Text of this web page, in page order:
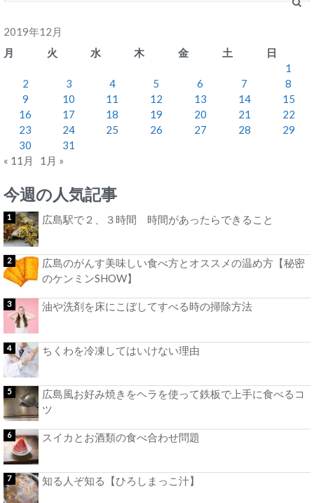
2019年12月
月
火 水 木 金 土
日
1
2
3 4 5 6 7
8
9
10 11 12 13 14
15
16
17 18 19 20 21
22
23
24 25 26 27 28
29
30
31
« 11月
1月 »
今週の人気記事
広島駅で２、３時間 時間があったらできること
広島のがんす美味しい食べ方とオススメの温め方【秘密
のケンミンSHOW】
油や洗剤を床にこぼしてすべる時の掃除方法
ちくわを冷凍してはいけない理由
広島風お好み焼きをヘラを使って鉄板で上手に食べるコ
ツ
スイカとお酒類の食べ合わせ問題
知る人ぞ知る【ひろしまっこ汁】